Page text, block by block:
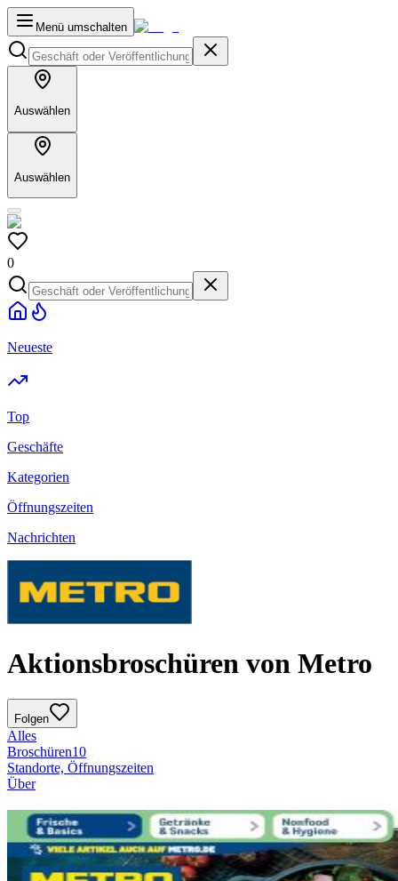
Menü umschalten
Auswählen
Auswählen
0
Neueste
Top
Geschäfte
Kategorien
Öffnungszeiten
Nachrichten
Aktionsbroschüren von Metro
Folgen
Alles
Broschüren10
Standorte, Öffnungszeiten
Über